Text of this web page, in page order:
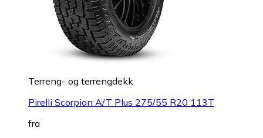
Terreng- og terrengdekk
Pirelli Scorpion A/T Plus 275/55 R20 113T
fra